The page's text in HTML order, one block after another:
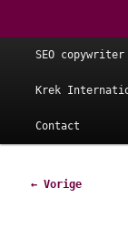
Hoofdmenu
SEO copywriter
Krek
Contact
← Vorige